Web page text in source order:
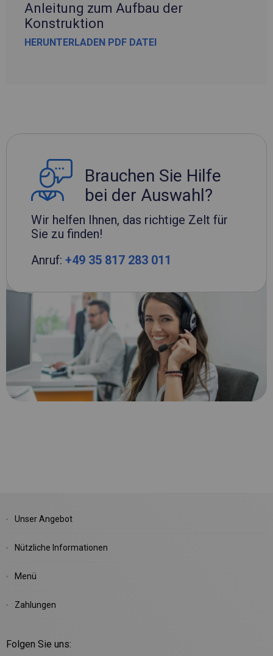
Anleitung zum Aufbau der
Konstruktion
HERUNTERLADEN PDF DATEI
Brauchen Sie Hilfe
bei der Auswahl?
Wir helfen Ihnen, das richtige Zelt für
Sie zu finden!
Anruf: +49 35 817 283 011
Unser Angebot
Nützliche Informationen
Menü
Zahlungen
Folgen Sie uns: